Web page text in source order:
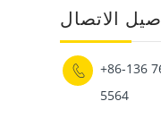
الاتصال

+86-136
5564